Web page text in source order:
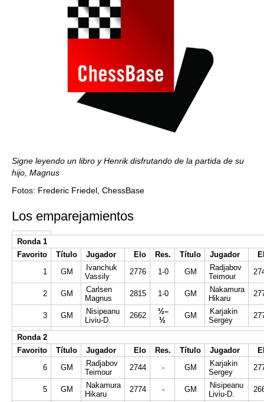
Signe leyendo un libro y Henrik disfrutando de la partida de su
hijo, Magnus
Fotos: Frederic Friedel, ChessBase
Los emparejamientos
Ronda 1
Favorito
Título Jugador Elo Res. Título Jugador
1
GM
Ivanchuk
Vassily
2776 1-0 GM
Radjabov
Teimour
2 GM
Carlsen
Magnus
2815 1-0 GM
Nakamura
Hikaru
3 GM
Nisipeanu
Liviu-D.
2662
½–
½
GM
Karjakin
Sergey
Ronda 2
Favorito
Título Jugador Elo Res. Título Jugador
6
GM
Radjabov
Teimour
2744 - GM
Karjakin
Sergey
5 GM
Nakamura
Hikaru
2774 - GM
Nisipeanu
Liviu-D.